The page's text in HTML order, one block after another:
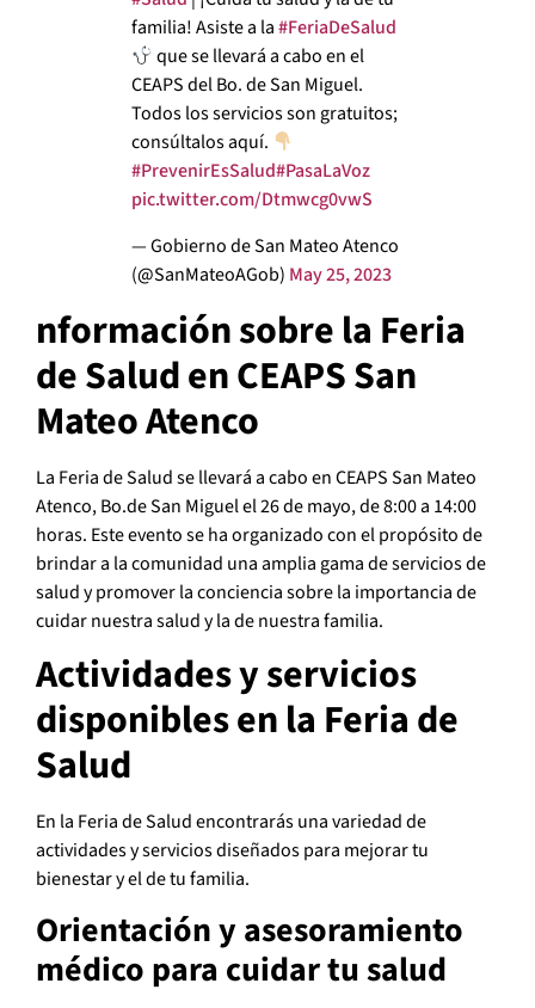
familia! Asiste a la#FeriaDeSalud
que se llevará a cabo en el
CEAPS del Bo. de San Miguel.
Todos los servicios son gratuitos;
consúltalos aquí.
#PrevenirEsSalud#PasaLaVoz
pic.twitter.com/Dtmwcg0vwS
— Gobierno de San Mateo Atenco
(@SanMateoAGob) May 25, 2023
nformación sobre la Feria
de Salud en CEAPS San
Mateo Atenco
La Feria de Salud se llevará a cabo en CEAPS San Mateo
Atenco, Bo.de San Miguel el 26 de mayo, de 8:00 a 14:00
horas. Este evento se ha organizado con el propósito de
brindar a la comunidad una amplia gama de servicios de
salud y promover la conciencia sobre la importancia de
cuidar nuestra salud y la de nuestra familia.
Actividades y servicios
disponibles en la Feria de
Salud
En la Feria de Salud encontrarás una variedad de
actividades y servicios diseñados para mejorar tu
bienestar y el de tu familia.
Orientación y asesoramiento
médico para cuidar tu salud